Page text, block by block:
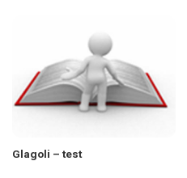
Glagoli – test